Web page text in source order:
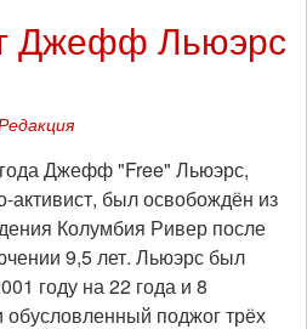
Джефф Льюэрс
Джефф "Free" Льюэрс,
активист, был освобождён из
Колумбия Ривер после
9,5 лет. Льюэрс был
году на 22 года и 8
обусловленный поджог трёх